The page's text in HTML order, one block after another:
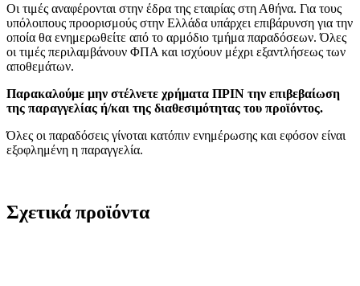
Οι τιμές αναφέρονται στην έδρα της εταιρίας στη Αθήνα. Για τους
υπόλοιπους προορισμούς στην Ελλάδα υπάρχει επιβάρυνση για την
οποία θα ενημερωθείτε από το αρμόδιο τμήμα παραδόσεων. Όλες
οι τιμές περιλαμβάνουν ΦΠΑ και ισχύουν μέχρι εξαντλήσεως των
αποθεμάτων.
Παρακαλούμε μην στέλνετε χρήματα ΠΡΙΝ την επιβεβαίωση
της παραγγελίας ή/και της διαθεσιμότητας του προϊόντος.
Όλες οι παραδόσεις γίνοται κατόπιν ενημέρωσης και εφόσον είναι
εξοφλημένη η παραγγελία.
Σχετικά προϊόντα